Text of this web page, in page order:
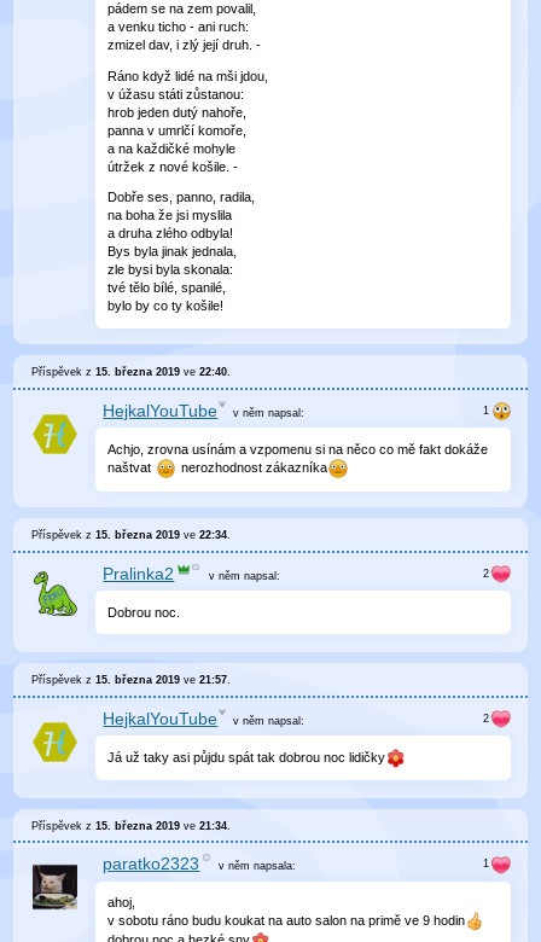
pádem se na zem povalil,
a venku ticho - ani ruch:
zmizel dav, i zlý její druh. -
Ráno když lidé na mši jdou,
v úžasu státi zůstanou:
hrob jeden dutý nahoře,
panna v umrlčí komoře,
a na každičké mohyle
útržek z nové košile. -
Dobře ses, panno, radila,
na boha že jsi myslila
a druha zlého odbyla!
Bys byla jinak jednala,
zle bysi byla skonala:
tvé tělo bílé, spanilé,
bylo by co ty košile!
Příspěvek z15. března 2019 ve22:40.
HejkalYouTube v něm napsal:
Achjo, zrovna usínám a vzpomenu si na něco co mě fakt dokáže
naštvat
nerozhodnost zákazníka
Příspěvek z15. března 2019 ve22:34.
Pralinka2 v něm napsal:
Dobrou noc.
Příspěvek z15. března 2019 ve21:57.
HejkalYouTube v něm napsal:
Já už taky asi půjdu spát tak dobrou noc lidičky
Příspěvek z15. března 2019 ve21:34
paratko2323 v němnapsala:
ahoj,
v sobotu ráno budu koukat na auto salon na primě ve 9 hodin